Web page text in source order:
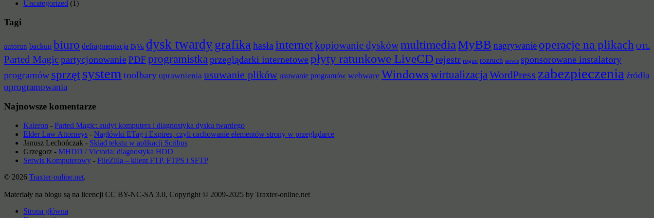
Uncategorized (1)
Tagi
autorun backup biuro defragmentacja DjVu dysk twardygrafika hasła internetkopiowanie dyskówmultimediaMyBB nagrywanie operacje na plikach OTL
Parted Magicpartycjonowanie PDF programistka przeglądarki internetowe płyty ratunkowe LiveCD rejestr rogue rozruch serwis sponsorowane instalatory
programów sprzętsystem toolbary uprawnienia usuwanie plików usuwanie programów webware Windowswirtualizacja WordPress zabezpieczenia źródła
oprogramowania
Najnowsze komentarze
Kaleron - Parted Magic: audyt komputera i diagnostyka dysku twardego
Elder Law Attorneys - Nagłówki ETag i Expires, czyli cachowanie elementów strony w przeglądarce
Janusz Lechończak - Skład tekstu w aplikacji Scribus
Grzegorz - MHDD / Victoria: diagnostyka HDD
Serwis Komputerowy - FileZilla – klient FTP, FTPS i SFTP
© 2026 Traxter-online.net.
Materiały na blogu są na licencji CC BY-NC-SA 3.0, Copyright © 2009-2025 by Traxter-online.net
Strona główna